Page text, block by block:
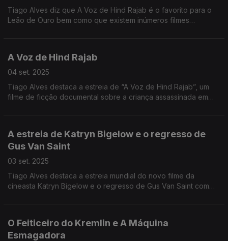
Tiago Alves diz que A Voz de Hind Rajab é o favorito para o
Leão de Ouro bem como que existem inúmeros filmes
A Voz de Hind Rajab
04 set. 2025
Tiago Alves destaca a estreia de “A Voz de Hind Rajab”, um
filme de ficção documental sobre a criança assassinada em
A estreia de Katryn Bigelow e o regresso de
Gus Van Saint
03 set. 2025
Tiago Alves destaca a estreia mundial do novo filme da
cineasta Katryn Bigelow e o regresso de Gus Van Saint com
O Feiticeiro do Kremlin e A Máquina
Esmagadora